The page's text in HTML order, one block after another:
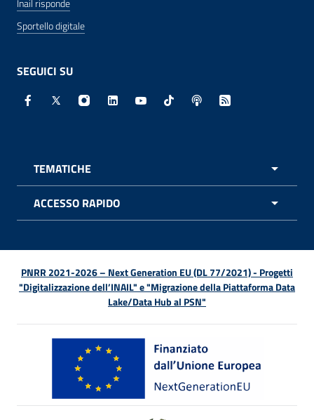
Inail risponde
Sportello digitale
SEGUICI SU
Facebook - Sito esterno - Apertura in nuova finestra
X - Sito esterno - Apertura in nuova finestra
Instagram - Sito esterno - Apertura in
Linkedin - Sito esterno - Apertura in
Youtube - Sito esterno -
TikTok - Sito esterno -
Spreaker - Sito
Feed RSS -
TEMATICHE
ACCESSO RAPIDO
PNRR 2021-2026 – Next Generation EU (DL 77/2021) - Progetti
"Digitalizzazione dell’INAIL" e "Migrazione della Piattaforma Data
Lake/Data Hub al PSN"